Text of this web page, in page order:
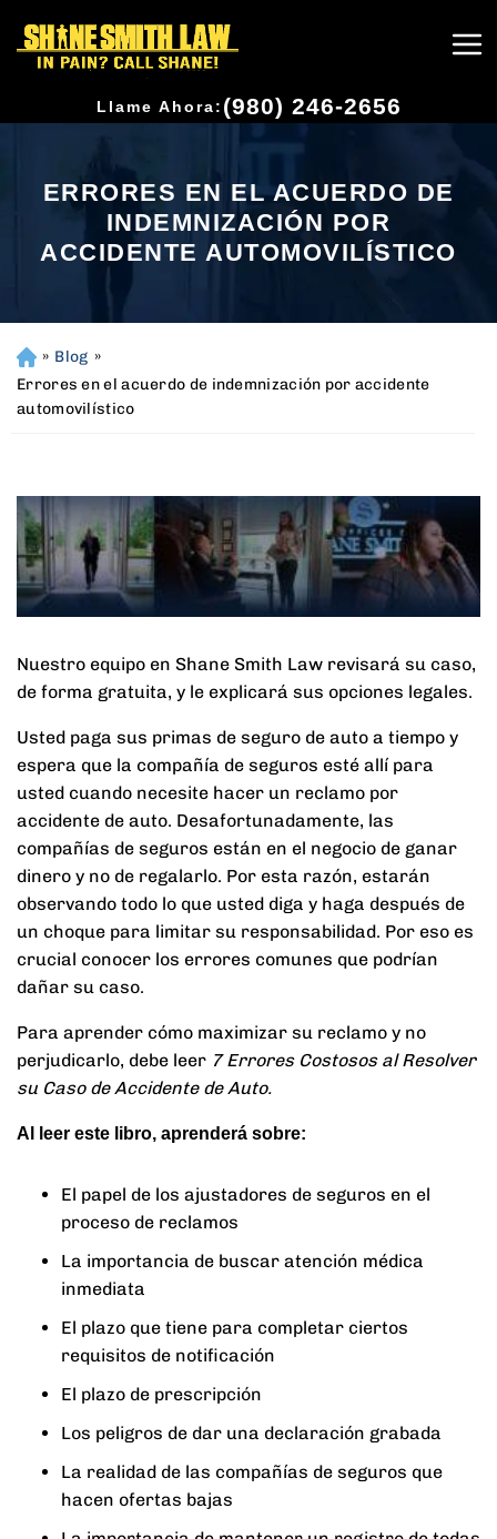
Llame Ahora: (980) 246-2656
ERRORES EN EL ACUERDO DE
INDEMNIZACIÓN POR
ACCIDENTE AUTOMOVILÍSTICO
H
o
m
» Blog »
Errores en el acuerdo de indemnización por accidente
automovilístico
Nuestro equipo en Shane Smith Law revisará su caso,
de forma gratuita, y le explicará sus opciones legales.
Usted paga sus primas de seguro de auto a tiempo y
espera que la compañía de seguros esté allí para
usted cuando necesite hacer un reclamo por
accidente de auto. Desafortunadamente, las
compañías de seguros están en el negocio de ganar
dinero y no de regalarlo. Por esta razón, estarán
observando todo lo que usted diga y haga después de
un choque para limitar su responsabilidad. Por eso es
crucial conocer los errores comunes que podrían
dañar su caso.
Para aprender cómo maximizar su reclamo y no
perjudicarlo, debe leer 7 Errores Costosos al Resolver
su Caso de Accidente de Auto.
Al leer este libro, aprenderá sobre:
El papel de los ajustadores de seguros en el
proceso de reclamos
La importancia de buscar atención médica
inmediata
El plazo que tiene para completar ciertos
requisitos de notificación
El plazo de prescripción
Los peligros de dar una declaración grabada
La realidad de las compañías de seguros que
hacen ofertas bajas